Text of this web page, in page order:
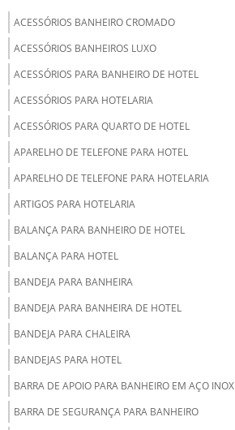
ACESSÓRIOS BANHEIRO CROMADO
ACESSÓRIOS BANHEIROS LUXO
ACESSÓRIOS PARA BANHEIRO DE HOTEL
ACESSÓRIOS PARA HOTELARIA
ACESSÓRIOS PARA QUARTO DE HOTEL
APARELHO DE TELEFONE PARA HOTEL
APARELHO DE TELEFONE PARA HOTELARIA
ARTIGOS PARA HOTELARIA
BALANÇA PARA BANHEIRO DE HOTEL
BALANÇA PARA HOTEL
BANDEJA PARA BANHEIRA
BANDEJA PARA BANHEIRA DE HOTEL
BANDEJA PARA CHALEIRA
BANDEJAS PARA HOTEL
BARRA DE APOIO PARA BANHEIRO EM AÇO INOX
BARRA DE SEGURANÇA PARA BANHEIRO